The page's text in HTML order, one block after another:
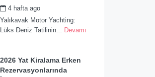
4 hafta ago
Yalıkavak Motor Yachting:
Lüks Deniz Tatilinin...
Devamı
2026 Yat Kiralama Erken
Rezervasyonlarında